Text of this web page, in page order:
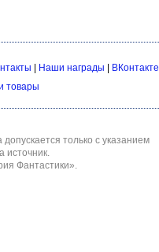
Наши награды
ВКонтакте
товары
только с указанием
источник.
Фантастики».